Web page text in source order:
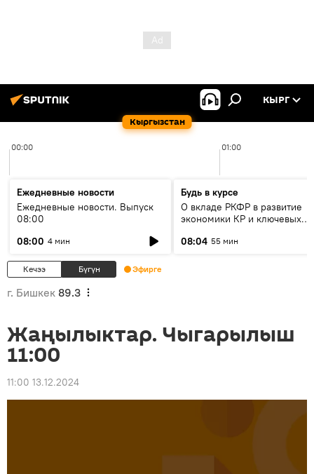
Кыргызстан
КЫРГ
00:00 01:00
Ежедневные новости
Ежедневные новости. Выпуск
08:00
08:00 4 мин
Будь в курсе
О вкладе РКФР в развитие
экономики КР и ключевых
08:04 55 мин
Кечээ Бүгүн Эфирге
г. Бишкек 89.3
Жаңылыктар. Чыгарылыш
11:00
11:00 13.12.2024